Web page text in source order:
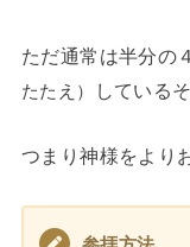
ただ通常は半分の
たたえ）
しているそ
つまり神様をより